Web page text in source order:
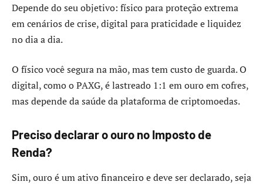
Depende do seu objetivo: físico para proteção extrema
em cenários de crise, digital para praticidade e liquidez
no dia a dia.
O físico você segura na mão, mas tem custo de guarda. O
digital, como o PAXG, é lastreado 1:1 em ouro em cofres,
mas depende da saúde da plataforma de criptomoedas.
Preciso declarar o ouro no Imposto de
Renda?
Sim, ouro é um ativo financeiro e deve ser declarado, seja